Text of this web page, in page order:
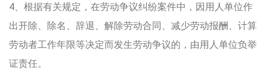
4、根据有关规定，在劳动争议纠纷案件中，因用人单位作
出开除、除名、辞退、解除劳动合同、减少劳动报酬、计算
劳动者工作年限等决定而发生劳动争议的，由用人单位负举
证责任。